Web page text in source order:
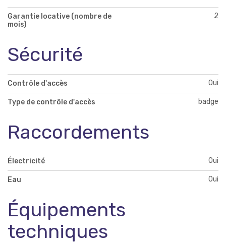
Garantie locative (nombre de
mois)
2
Sécurité
Contrôle d'accès Oui
Type de contrôle d'accès badge
Raccordements
Électricité Oui
Eau Oui
Équipements
techniques